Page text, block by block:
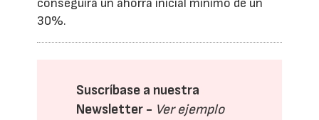
30%.
Suscríbase a nuestra
Newsletter - Ver ejemplo